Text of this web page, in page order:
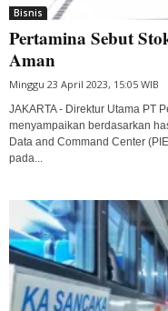
Bisnis
Pertamina Sebut
Aman
Minggu 23 April 2023, 15:05 WIB
JAKARTA - Direktur Utama PT
menyampaikan berdasarkan
Data and Command Center
pada...